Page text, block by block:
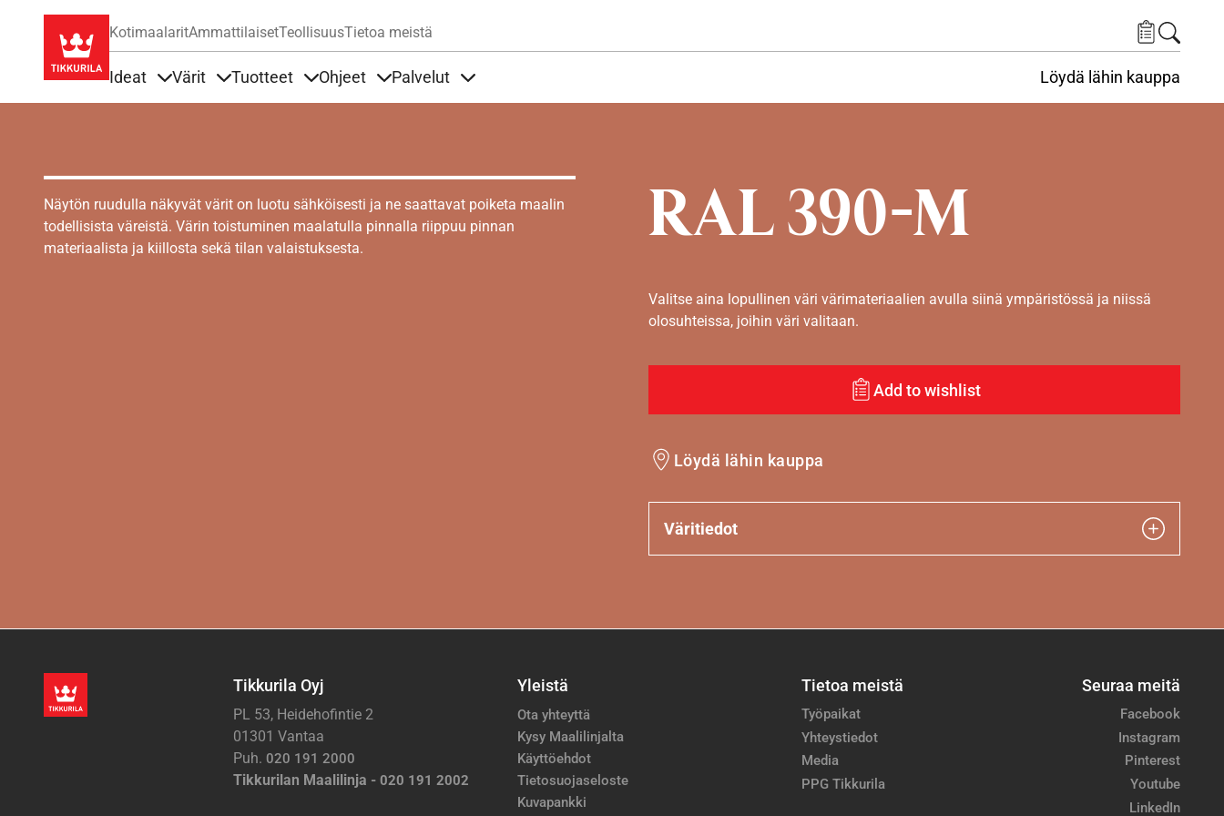
KotimaalaritAmmattilaisetTeollisuusTietoa meistä
Ideat Värit Tuotteet Ohjeet Palvelut Löydä lähin kauppa
RAL 390-M
Näytön ruudulla näkyvät värit on luotu sähköisesti ja ne saattavat poiketa maalin
todellisista väreistä. Värin toistuminen maalatulla pinnalla riippuu pinnan
materiaalista ja kiillosta sekä tilan valaistuksesta.
Valitse aina lopullinen väri värimateriaalien avulla siinä ympäristössä ja niissä
olosuhteissa, joihin väri valitaan.
Add to wishlist
Löydä lähin kauppa
Väritiedot
Tikkurila Oyj
PL 53, Heidehofintie 2
01301 Vantaa
Puh. 020 191 2000
Tikkurilan Maalilinja - 020 191 2002
Yleistä
Ota yhteyttä
Kysy Maalilinjalta
Käyttöehdot
Tietosuojaseloste
Kuvapankki
Tietoa meistä
Työpaikat
Yhteystiedot
Media
PPG Tikkurila
Seuraa meitä
Facebook
Instagram
Pinterest
Youtube
LinkedIn